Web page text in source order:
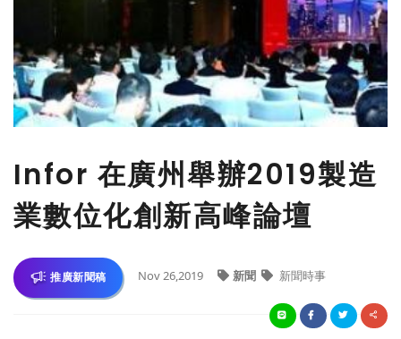
Infor 在廣州舉辦2019製造
業數位化創新高峰論壇
推廣新聞稿 Nov 26,2019 新聞 新聞時事